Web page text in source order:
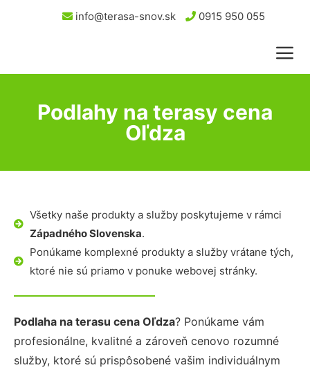
info@terasa-snov.sk 0915 950 055
Podlahy na terasy cena
Oľdza
Všetky naše produkty a služby poskytujeme v rámci
Západného Slovenska.
Ponúkame komplexné produkty a služby vrátane tých,
ktoré nie sú priamo v ponuke webovej stránky.
Podlaha na terasu cena Oľdza? Ponúkame vám
profesionálne, kvalitné a zároveň cenovo rozumné
služby, ktoré sú prispôsobené vašim individuálnym